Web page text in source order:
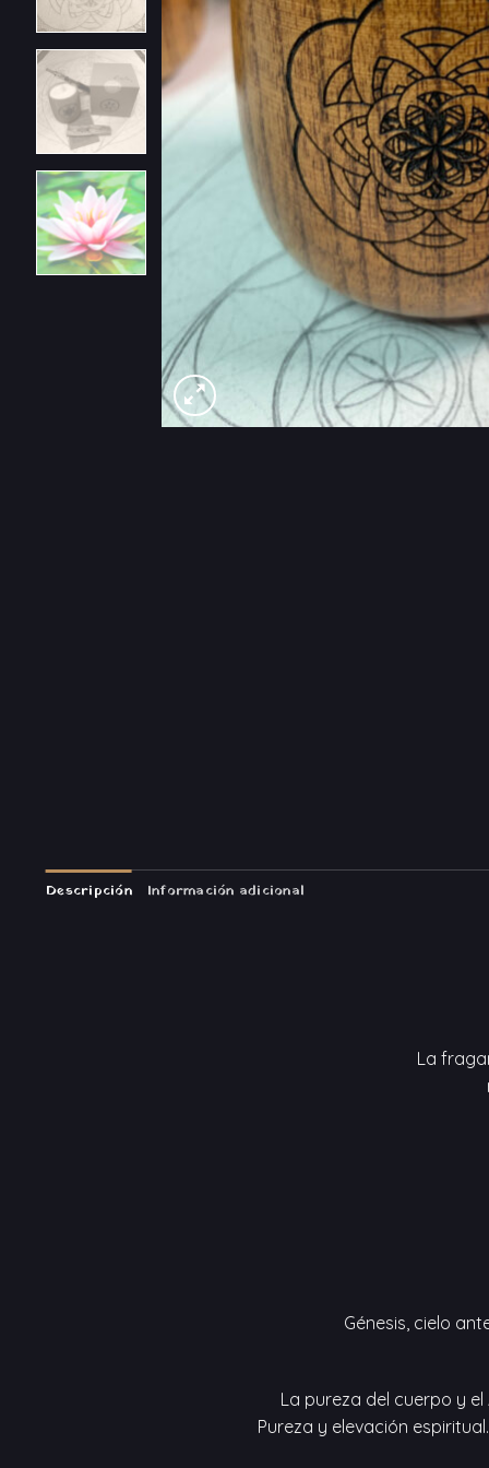
Descripción Información adicional
La
Génesis, cielo
La pureza del cuerpo y
Pureza y elevación